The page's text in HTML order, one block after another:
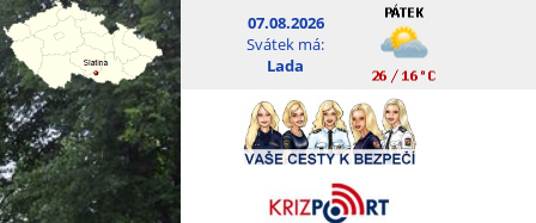
07.08.2026
Svátek má:
Lada